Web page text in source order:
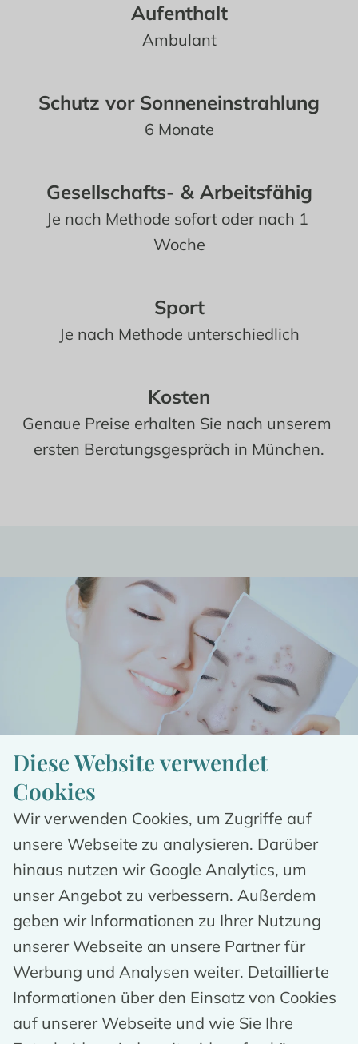
Aufenthalt
Ambulant
Schutz vor Sonneneinstrahlung
6 Monate
Gesellschafts- & Arbeitsfähig
Je nach Methode sofort oder nach 1
Woche
Sport
Je nach Methode unterschiedlich
Kosten
Genaue Preise erhalten Sie nach unserem
ersten Beratungsgespräch in München.
Warum entscheiden sich
Patient:innen für eine
Narbenbehandlung in München?
Für eine Narbenbehandlung in München
entscheiden sich häufig Patient:innen, wenn
Diese Website verwendet
Cookies
Wir verwenden Cookies, um Zugriffe auf
unsere Webseite zu analysieren. Darüber
hinaus nutzen wir Google Analytics, um
unser Angebot zu verbessern. Außerdem
geben wir Informationen zu Ihrer Nutzung
unserer Webseite an unsere Partner für
Werbung und Analysen weiter. Detaillierte
Informationen über den Einsatz von Cookies
auf unserer Webseite und wie Sie Ihre